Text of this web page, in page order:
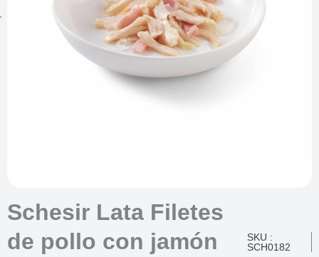
Schesir Lata Filetes
de pollo con jamón
SKU :
SCH0182